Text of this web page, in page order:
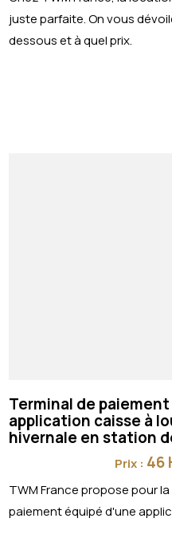
juste parfaite. On vous
dessous et à quel prix.
Terminal de
application caisse à
hivernale en station
Prix : 46
TWM France propose pour
paiement équipé d'une